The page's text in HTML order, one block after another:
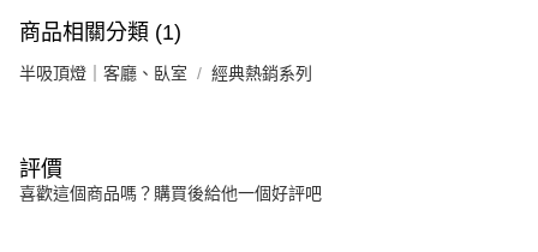
商品相關分類 (1)
半吸頂燈｜客廳、臥室 經典熱銷系列
評價
喜歡這個商品嗎？購買後給他一個好評吧